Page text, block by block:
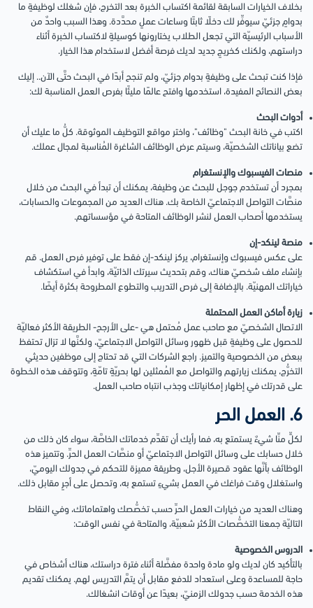
بخلاف الخيارات السابقة لقائمة اكتساب الخبرة بعد التخرج، فإن شغلك لوظيفةٍ ما
بدوامٍ جزئيّ سيوفِّر لك دخلًا ثابتًا وساعات عملٍ محدَّدة. وهذا السبب واحدٌ من
الأسباب الرئيسيّة التي تجعل الطلاب يختارونها كوسيلةٍ لاكتساب الخبرة أثناء
دراستهم، ولكنك كخريجٍ جديد لديك فرصة أفضل لاستخدام هذا الخيار.
فإذا كنت تبحث على وظيفةٍ بدوام جزئيّ، ولم تنجح أبدًا في البحث حتَّى الآن.. إليك
بعض النصائح المفيدة، استخدمها وافتح عالمًا مليئًا بفرص العمل المناسبة لك:
أدوات البحث
اكتب في خانة البحث "وظائف"، واختر مواقع التوظيف الموثوقة. كلُّ ما عليك أن
تضع بياناتك الشخصيّة، وسيتم عرض الوظائف الشاغرة المُناسبة لمجال عملك.
منصات الفيسبوك والإنستغرام
بمجرد أن تستخدم جوجل للبحث عن وظيفة، يمكنك أن تبدأ في البحث من خلال
منصَّات التواصل الاجتماعيّ الخاصة بك. هناك العديد من المجموعات والحسابات،
يستخدمها أصحاب العمل لنشر الوظائف المتاحة في مؤسساتهم.
منصة لينكد-إن
على عكس فيسبوك وإنستغرام، يركز لينكد-إن فقط على توفير فرص العمل. قم
بإنشاء ملف شخصيّ هناك، وقم بتحديث سيرتك الذاتيّة، وابدأ في استكشاف
خياراتك المهنيّة. بالإضافة إلى فرص التدريب والتطوع المطروحة بكثرة أيضًا.
زيارة أماكن العمل المحتملة
الاتصال الشخصيّ مع صاحب عمل مُحتمل هي -على الأرجح- الطريقة الأكثر فعاليّة
للحصول على وظيفةٍ قبل ظهور وسائل التواصل الاجتماعيّ، ولكنَّها لا تزال تحتفظ
ببعض من الخصوصية والتميز. راجع الشركات التي قد تحتاج إلى موظفين حديثي
التخرُّج، يمكنك زيارتهم والتواصل مع المُمثلين لها بحريّةٍ تامّةٍ، وتتوقف هذه الخطوة
على قدرتك في إظهار إمكانياتك وجذب انتباه صاحب العمل.
6. العمل الحر
لكلٍّ منِّا شيءٌ يستمتع به، فما رأيك أن تقدِّم خدماتك الخاصَّة، سواء كان ذلك من
خلال حسابك على وسائل التواصل الاجتماعيّ أو منصَّات العمل الحرِّ. وتتميز هذه
الوظائف بأنَّها عقود قصيرة الأجل، وطريقة مميزة للتحكم في جدولك اليوميّ،
واستغلال وقت فراغك في العمل بشيءٍ تستمع به، وتحصل على أجرٍ مقابل ذلك.
وهناك العديد من خيارات العمل الحرِّ حسب تخصُّصك واهتماماتك، وفي النقاط
التاليّة جمعنا التخصُّصات الأكثر شعبيّة، والمتاحة في نفس الوقت:
الدروس الخصوصية
بالتأكيد كان لديك ولو مادة واحدة مفضَّلة أثناء فترة دراستك، هناك أشخاص في
حاجة للمساعدة وعلى استعداد للدفع مقابل أن يتمَّ التدريس لهم. يمكنك تقديم
هذه الخدمة حسب جدولك الزمنيّ، بعيدًا عن أوقات انشغالك.